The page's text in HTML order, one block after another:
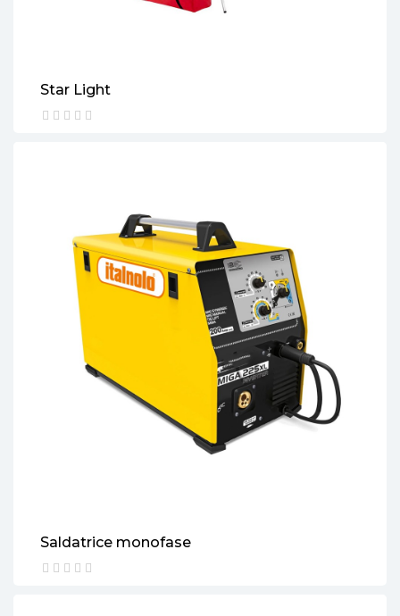
Star Light
Saldatrice monofase